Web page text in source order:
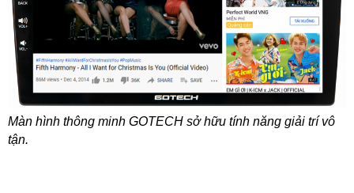
Màn hình thông minh GOTECH sở hữu tính năng giải trí vô
tận.